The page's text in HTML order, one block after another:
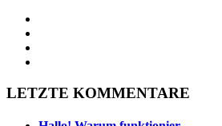
LETZTE KOMMENTARE